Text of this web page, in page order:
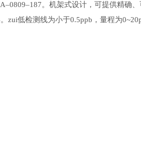
。机架式设计，可提供精确
低检测线为小于0.5ppb，量程为